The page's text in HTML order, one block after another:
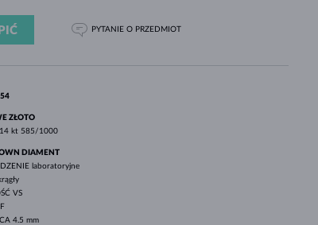
PYTANIE O PRZEDMIOT
ZŁOTO
14 kt 585/1000
DIAMENT
laboratoryjne
VS
F
4.5 mm